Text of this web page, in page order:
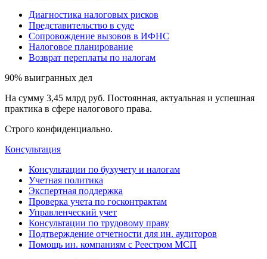
Диагностика налоговых рисков
Представительство в суде
Сопровождение вызовов в ИФНС
Налоговое планирование
Возврат переплаты по налогам
90% выигранных дел
На сумму 3,45 млрд руб. Постоянная, актуальная и успешная
практика в сфере налогового права.
Строго конфиденциально.
Консультация
Консультации по бухучету и налогам
Учетная политика
Экспертная поддержка
Проверка учета по госконтрактам
Управленческий учет
Консультации по трудовому праву
Подтверждение отчетности для ин. аудиторов
Помощь ин. компаниям с Реестром МСП